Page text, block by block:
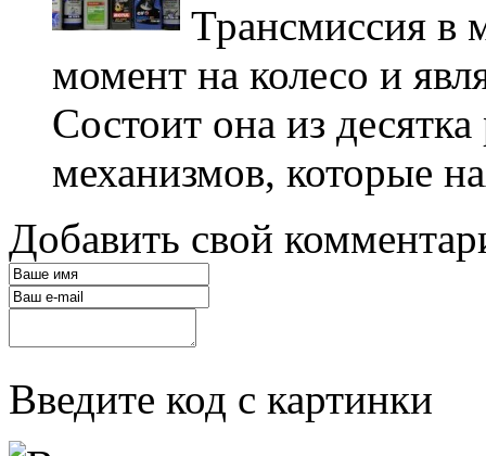
Трансмиссия в
момент на колесо и
Состоит она из
механизмов, которые
Добавить свой
Введите код с картинки